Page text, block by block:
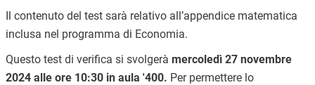
Il contenuto del test sarà relativo all’appendice matematica
inclusa nel programma di Economia.
Questo test di verifica si svolgerà mercoledì 27 novembre
2024 alle ore 10:30 in aula '400. Per permettere lo